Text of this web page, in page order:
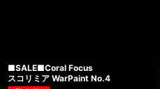
■SALE■Coral Focus
スコリミア WarPaint No.4